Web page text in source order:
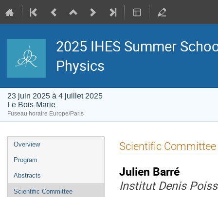
2025 IHES Summer
Physics
23 juin 2025 à 4 juillet 2025
Le Bois-Marie
Fuseau horaire Europe/Paris
Menu
l'événement
Overview
Program
Abstracts
Scientific Committee
Scientific Committee
Julien Barré
Institut Denis